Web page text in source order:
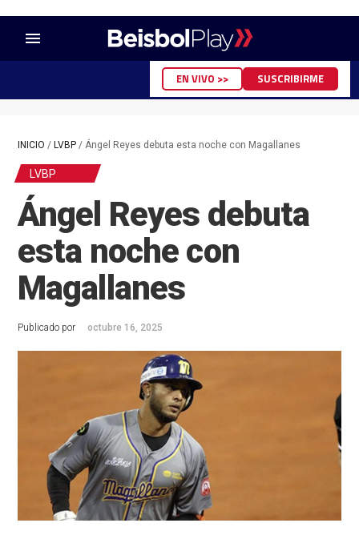
menu
EN VIVO >> SUSCRIBIRME
INICIO / LVBP/ Ángel Reyes debuta esta noche con Magallanes
LVBP
Ángel Reyes debuta
esta noche con
Magallanes
Publicado por octubre 16, 2025